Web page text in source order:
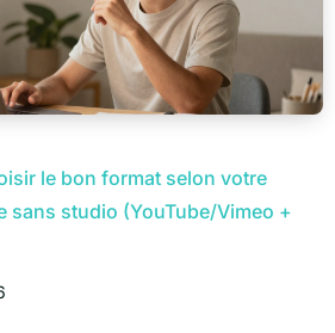
le bon format selon votre
sans studio (YouTube/Vimeo +